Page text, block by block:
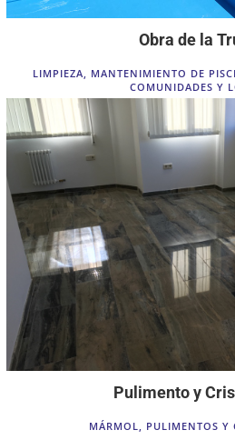
Obra de la
LIMPIEZA MANTENIMIENTO DE
COMUNIDADES Y
Pulimento y
MÁRMOL PULIMENTOS Y